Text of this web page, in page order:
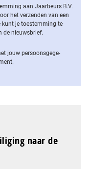
aan Jaarbeurs B.V.
het verzenden van een
je toestemming te
de nieuwsbrief.
jouw per­soons­ge­ge­
naar de